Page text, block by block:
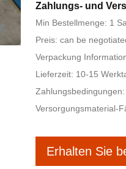
Zahlungs- und
Min Bestellmenge: 1
Preis: can be
Verpackung
Lieferzeit: 10-15
Versorgungsmaterial-
Erhalten Sie